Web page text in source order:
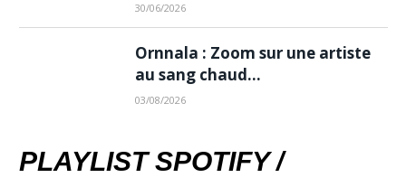
30/06/2026
Ornnala : Zoom sur une artiste
au sang chaud…
03/08/2026
PLAYLIST SPOTIFY /